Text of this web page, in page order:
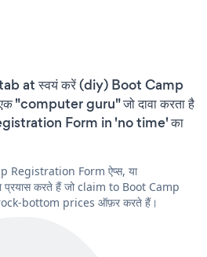
at स्वयं करें (diy) Boot Camp
"computer guru" जो दावा करता है
Form in 'no time' का
Registration Form ऐप्स, या
करते हैं जो claim to Boot Camp
bottom prices ऑफ़र करते हैं।